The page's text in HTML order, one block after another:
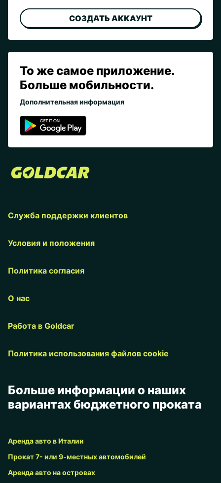
СОЗДАТЬ АККАУНТ
То же самое приложение.
Больше мобильности.
Дополнительная информация
Служба поддержки клиентов
Условия и положения
Политика согласия
О нас
Работа в Goldcar
Политика использования файлов cookie
Больше информации о наших
вариантах бюджетного проката
Аренда авто в Италии
Прокат 7- или 9-местных автомобилей
Аренда авто на островах